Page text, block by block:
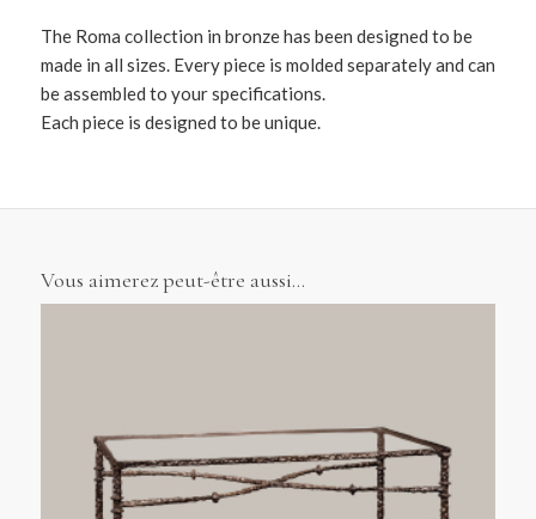
The Roma collection in bronze has been designed to be
made in all sizes. Every piece is molded separately and can
be assembled to your specifications.
Each piece is designed to be unique.
Vous aimerez peut-être aussi…